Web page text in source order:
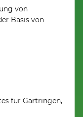
von
Basis von
für Gärtringen,